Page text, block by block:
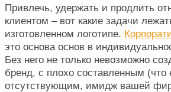
Привлечь, удержать и продлить
клиентом – вот какие задачи
изготовленном логотипе.
это основа основ в
Без него не только невозможно
бренд, с плохо составленным
отсутствующим, имидж вашей